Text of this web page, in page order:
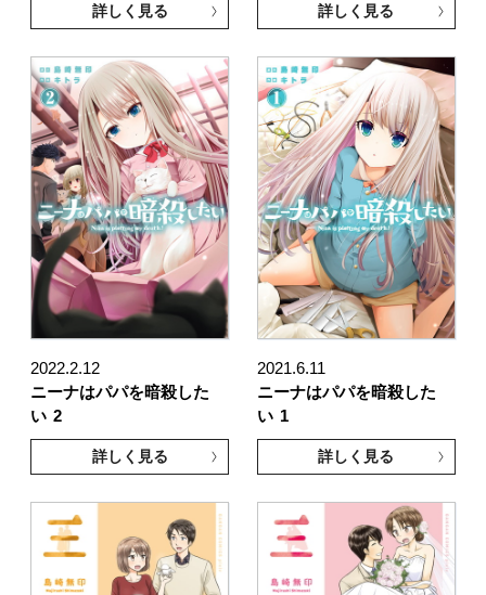
詳しく見る 詳しく見る
2022.2.12
ニーナはパパを暗殺した
い 2
詳しく見る
2021.6.11
ニーナはパパを暗殺した
い 1
詳しく見る